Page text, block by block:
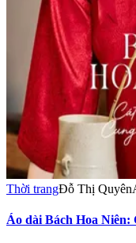
Thời trangĐỗ Thị Quyên
Áo dài Bách Hoa Niên: